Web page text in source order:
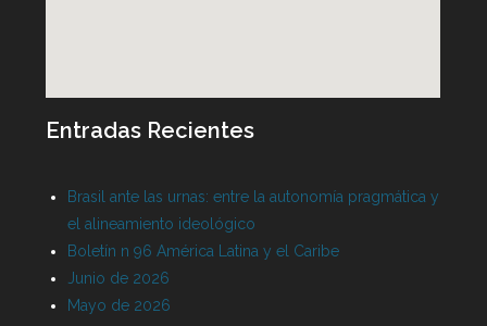
Entradas Recientes
Brasil ante las urnas: entre la autonomía pragmática y
el alineamiento ideológico
Boletín n 96 América Latina y el Caribe
Junio de 2026
Mayo de 2026